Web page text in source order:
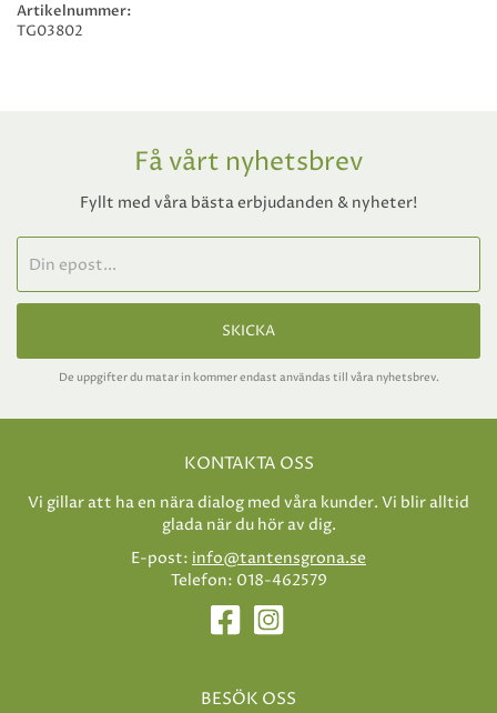
Artikelnummer:
TG03802
Få vårt nyhetsbrev
Fyllt med våra bästa erbjudanden & nyheter!
SKICKA
De uppgifter du matar in kommer endast användas till våra nyhetsbrev.
KONTAKTA OSS
Vi gillar att ha en nära dialog med våra kunder. Vi blir alltid
glada när du hör av dig.
E-post: info@tantensgrona.se
Telefon: 018-462579
BESÖK OSS